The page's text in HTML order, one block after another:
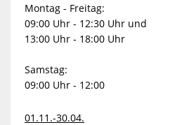
Montag - Freitag:
09:00 Uhr - 12:30 Uhr und
13:00 Uhr - 18:00 Uhr
Samstag:
09:00 Uhr - 12:00
01.11.-30.04.